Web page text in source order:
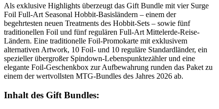
Als exklusive Highlights überzeugt das Gift Bundle mit vier Surge
Foil Full-Art Seasonal Hobbit-Basisländern – einem der
begehrtesten neuen Treatments des Hobbit-Sets – sowie fünf
traditionellen Foil und fünf regulären Full-Art Mittelerde-Reise-
Ländern. Eine traditionelle Foil-Promokarte mit exklusivem
alternativen Artwork, 10 Foil- und 10 reguläre Standardländer, ein
spezieller übergroßer Spindown-Lebenspunktezähler und eine
elegante Foil-Geschenkbox zur Aufbewahrung runden das Paket zu
einem der wertvollsten MTG-Bundles des Jahres 2026 ab.
Inhalt des Gift Bundles: